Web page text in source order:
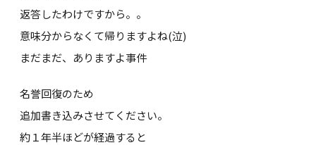
返答したわけですから。。
意味分からなくて帰りますよね(泣)
まだまだ、ありますよ事件
名誉回復のため
追加書き込みさせてください。
約１年半ほどが経過すると